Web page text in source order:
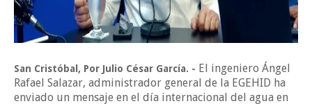
San Cristóbal, Por Julio César García. - El ingeniero Ángel
Rafael Salazar, administrador general de la EGEHID ha
enviado un mensaje en el día internacional del agua en